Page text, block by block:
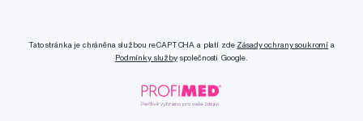
Tato stránka je chráněna službou reCAPTCHA a platí zde Zásady ochrany soukromí a
Podmínky službyspolečnosti Google.